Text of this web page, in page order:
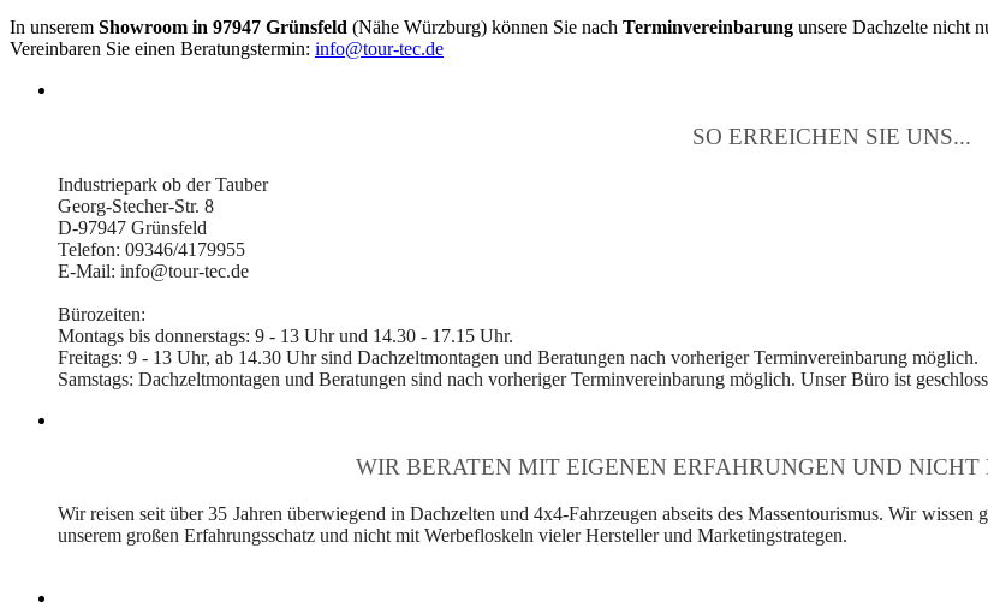
In unserem Showroom in 97947 Grünsfeld (Nähe Würzburg) können Sie nach Terminvereinbarung unsere Dachzelte nicht
Vereinbaren Sie einen Beratungstermin: info@tour-tec.de
SO ERREICHEN SIE UNS...
Industriepark ob der Tauber
Georg-Stecher-Str. 8
D-97947 Grünsfeld
Telefon: 09346/4179955
E-Mail: info@tour-tec.de
Bürozeiten:
Montags bis donnerstags: 9 - 13 Uhr und 14.30 - 17.15 Uhr.
Freitags: 9 - 13 Uhr, ab 14.30 Uhr sind Dachzeltmontagen und Beratungen nach vorheriger Terminvereinbarung möglich.
Samstags: Dachzeltmontagen und Beratungen sind nach vorheriger Terminvereinbarung möglich. Unser Büro ist
WIR BERATEN MIT EIGENEN ERFAHRUNGEN UND
Wir reisen seit über 35 Jahren überwiegend in Dachzelten und 4x4-Fahrzeugen abseits des Massentourismus. Wir
unserem großen Erfahrungsschatz und nicht mit Werbefloskeln vieler Hersteller und Marketingstrategen.